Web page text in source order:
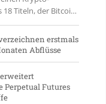
18 Titeln, der Bitcoin
Umsatz
erstmals
Abflüsse
Perpetual Futures